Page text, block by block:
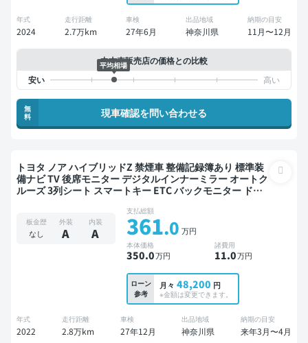
年式
2024
走行距離
2.7万km
車検
27年6月
出品地域
神奈川県
納期の目安
11月〜12月
中古車販売店の価格との比較
平均相場
無
料
現車確認を問い合わせる
トヨタ ノア ハイブリッドZ 禁煙車 整備記録簿あり 標準装
備ナビ TV 後席モニター デジタルインナーミラー オートク
ルーズ 3列シート スマートキー ETC バックモニター ドラ
板金歴
なし
外装
A
内装
A
支払総額
361.0 万円
本体価格
350.0万円
諸費用
11.0万円
ローン
参考
月々 48,200 円
※金額は変更できます。
年式
2022
走行距離
2.8万km
車検
27年12月
出品地域
神奈川県
納期の目安
来年3月〜4月